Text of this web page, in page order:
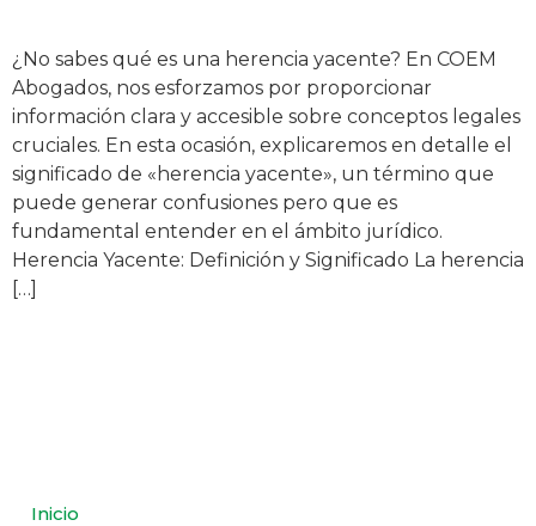
¿No sabes qué es una herencia yacente? En COEM
Abogados, nos esforzamos por proporcionar
información clara y accesible sobre conceptos legales
cruciales. En esta ocasión, explicaremos en detalle el
significado de «herencia yacente», un término que
puede generar confusiones pero que es
fundamental entender en el ámbito jurídico.
Herencia Yacente: Definición y Significado La herencia
[…]
Inicio